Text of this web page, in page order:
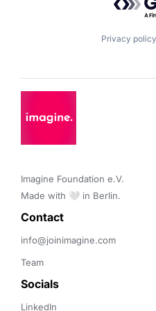
Privacy policy
Imagine Foundation e.V.
Made with 🤍 in Berlin.
Contact
info@joinimagine.com
Team
Socials
LinkedIn